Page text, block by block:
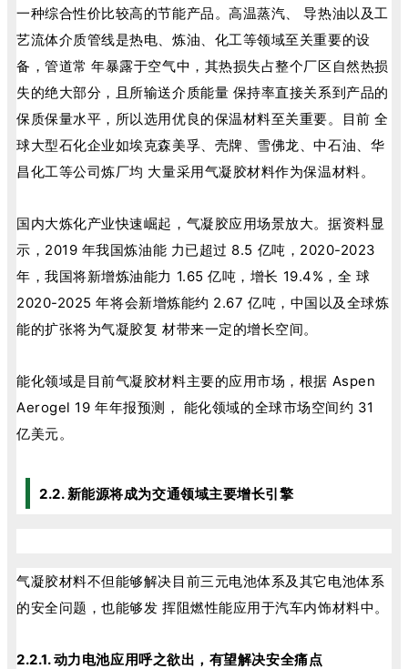
一种综合性价比较高的节能产品。高温蒸汽、 导热油以及工
艺流体介质管线是热电、炼油、化工等领域至关重要的设
备，管道常 年暴露于空气中，其热损失占整个厂区自然热损
失的绝大部分，且所输送介质能量 保持率直接关系到产品的
保质保量水平，所以选用优良的保温材料至关重要。目前 全
球大型石化企业如埃克森美孚、壳牌、雪佛龙、中石油、华
昌化工等公司炼厂均 大量采用气凝胶材料作为保温材料。
国内大炼化产业快速崛起，气凝胶应用场景放大。据资料显
示，2019 年我国炼油能 力已超过 8.5 亿吨，2020-2023
年，我国将新增炼油能力 1.65 亿吨，增长 19.4%，全 球
2020-2025 年将会新增炼能约 2.67 亿吨，中国以及全球炼
能的扩张将为气凝胶复 材带来一定的增长空间。
能化领域是目前气凝胶材料主要的应用市场，根据 Aspen
Aerogel 19 年年报预测， 能化领域的全球市场空间约 31
亿美元。
2.2. 新能源将成为交通领域主要增长引擎
气凝胶材料不但能够解决目前三元电池体系及其它电池体系
的安全问题，也能够发 挥阻燃性能应用于汽车内饰材料中。
2.2.1. 动力电池应用呼之欲出，有望解决安全痛点